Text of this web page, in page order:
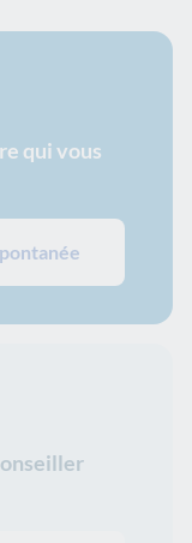
qui vous